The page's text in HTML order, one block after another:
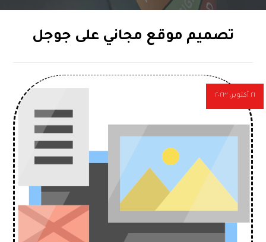
تصميم موقع مجاني على جوجل
٢١ أكتوبر، ٢٠٢٣